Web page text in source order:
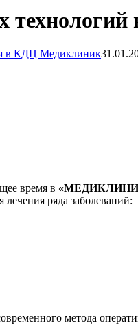
в КДЦ Медиклиник
время в
лечения ряда заболеваний:
метода